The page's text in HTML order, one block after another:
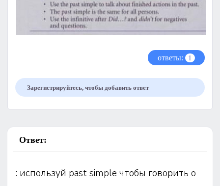
ответы: 1
Зарегистрируйтесь, чтобы добавить ответ
Ответ:
: используй past simple чтобы говорить о